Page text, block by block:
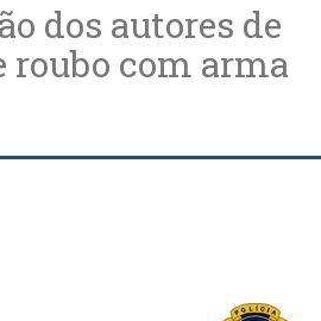
dos autores de
roubo com arma